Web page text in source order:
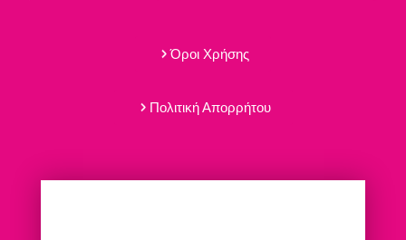
Όροι Χρήσης
Πολιτική Απορρήτου